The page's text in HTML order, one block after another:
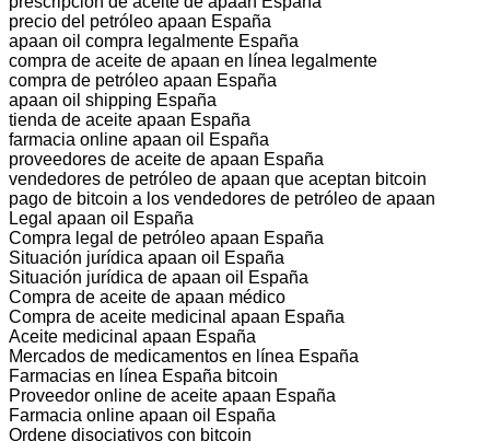
precio del petróleo apaan España
apaan oil compra legalmente España
compra de aceite de apaan en línea legalmente
compra de petróleo apaan España
apaan oil shipping España
tienda de aceite apaan España
farmacia online apaan oil España
proveedores de aceite de apaan España
vendedores de petróleo de apaan que aceptan bitcoin
pago de bitcoin a los vendedores de petróleo de apaan
Legal apaan oil España
Compra legal de petróleo apaan España
Situación jurídica apaan oil España
Situación jurídica de apaan oil España
Compra de aceite de apaan médico
Compra de aceite medicinal apaan España
Aceite medicinal apaan España
Mercados de medicamentos en línea España
Farmacias en línea España bitcoin
Proveedor online de aceite apaan España
Farmacia online apaan oil España
Ordene disociativos con bitcoin